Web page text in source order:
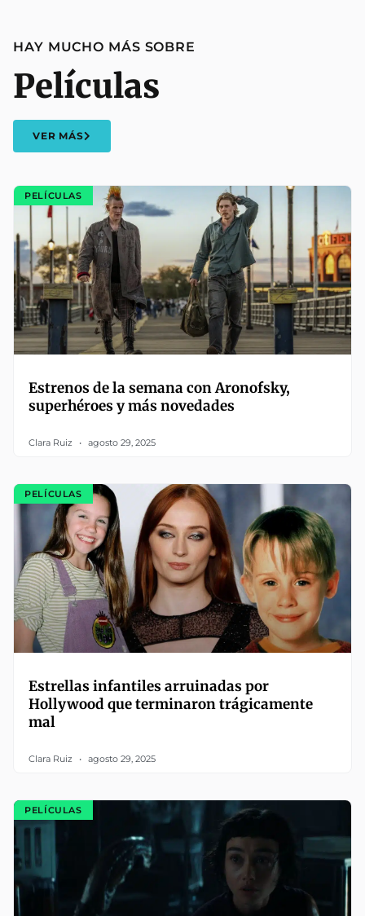
HAY MUCHO MÁS SOBRE
Películas
VER MÁS
PELÍCULAS
Estrenos de la semana con Aronofsky,
superhéroes y más novedades
Clara Ruiz agosto 29, 2025
PELÍCULAS
Estrellas infantiles arruinadas por
Hollywood que terminaron trágicamente
mal
Clara Ruiz agosto 29, 2025
PELÍCULAS